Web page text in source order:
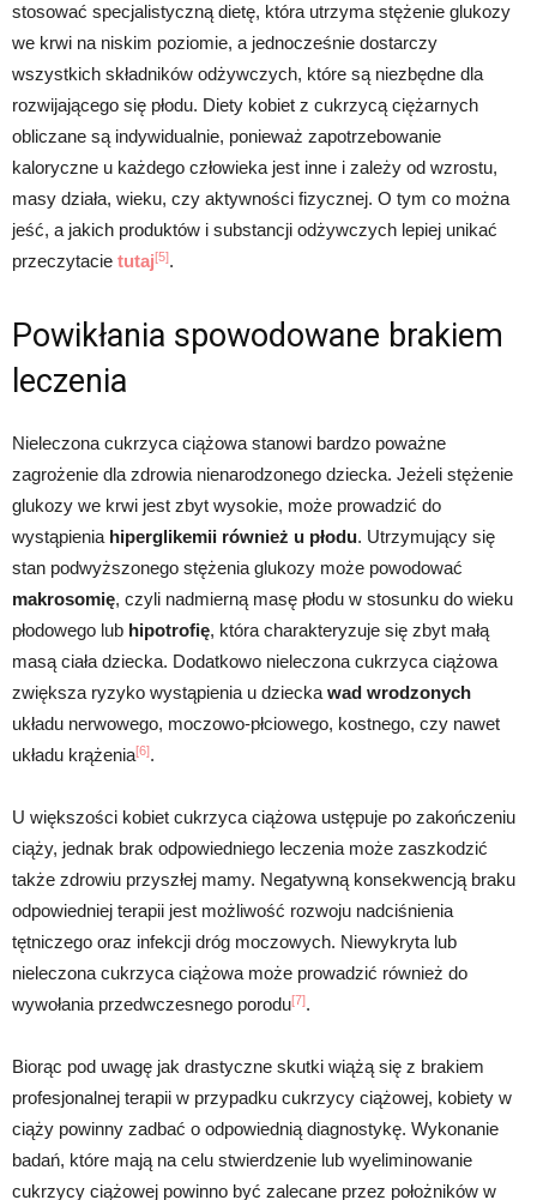
stosować specjalistyczną dietę, która utrzyma stężenie glukozy
we krwi na niskim poziomie, a jednocześnie dostarczy
wszystkich składników odżywczych, które są niezbędne dla
rozwijającego się płodu. Diety kobiet z cukrzycą ciężarnych
obliczane są indywidualnie, ponieważ zapotrzebowanie
kaloryczne u każdego człowieka jest inne i zależy od wzrostu,
masy działa, wieku, czy aktywności fizycznej. O tym co można
jeść, a jakich produktów i substancji odżywczych lepiej unikać
przeczytacie tutaj[5].
Powikłania spowodowane brakiem
leczenia
Nieleczona cukrzyca ciążowa stanowi bardzo poważne
zagrożenie dla zdrowia nienarodzonego dziecka. Jeżeli stężenie
glukozy we krwi jest zbyt wysokie, może prowadzić do
wystąpienia hiperglikemii również u płodu. Utrzymujący się
stan podwyższonego stężenia glukozy może powodować
makrosomię, czyli nadmierną masę płodu w stosunku do wieku
płodowego lub hipotrofię, która charakteryzuje się zbyt małą
masą ciała dziecka. Dodatkowo nieleczona cukrzyca ciążowa
zwiększa ryzyko wystąpienia u dziecka wad wrodzonych
układu nerwowego, moczowo-płciowego, kostnego, czy nawet
układu krążenia[6].
U większości kobiet cukrzyca ciążowa ustępuje po zakończeniu
ciąży, jednak brak odpowiedniego leczenia może zaszkodzić
także zdrowiu przyszłej mamy. Negatywną konsekwencją braku
odpowiedniej terapii jest możliwość rozwoju nadciśnienia
tętniczego oraz infekcji dróg moczowych. Niewykryta lub
nieleczona cukrzyca ciążowa może prowadzić również do
wywołania przedwczesnego porodu[7].
Biorąc pod uwagę jak drastyczne skutki wiążą się z brakiem
profesjonalnej terapii w przypadku cukrzycy ciążowej, kobiety w
ciąży powinny zadbać o odpowiednią diagnostykę. Wykonanie
badań, które mają na celu stwierdzenie lub wyeliminowanie
cukrzycy ciążowej powinno być zalecane przez położników w